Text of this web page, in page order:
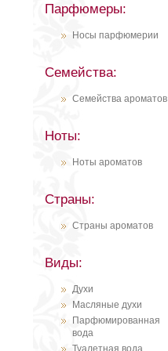
Парфюмеры:
Носы парфюмерии
Семейства:
Семейства ароматов
Ноты:
Ноты ароматов
Страны:
Страны ароматов
Виды:
Духи
Масляные духи
Парфюмированная
вода
Туалетная вода